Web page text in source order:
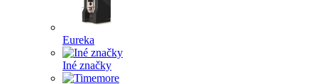
Eureka
Iné značky